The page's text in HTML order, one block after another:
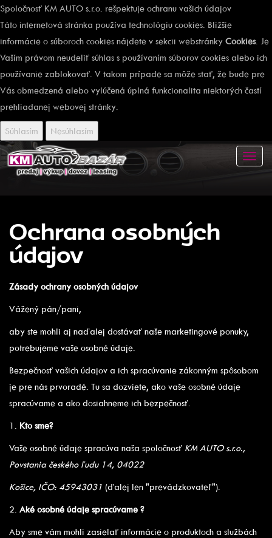
Spoločnosť KM AUTO s.r.o. rešpektuje ochranu vašich údajov
Táto internetová stránka používa technológiu cookies. Bližšie
informácie o súboroch cookies nájdete v sekcii webstránky Cookies. Je
Vaším právom neudeliť súhlas s používaním súborov cookies alebo ich
používanie zablokovať. V takom prípade sa môže stať, že bude pre
Vás obmedzená alebo vylúčená úplná funkcionalita niektorých častí
prehliadanej webovej stránky.
Súhlasím Nesúhlasím
Ochrana osobných
údajov
Zásady ochrany osobných údajov
Vážený pán/pani,
aby ste mohli aj naďalej dostávať naše marketingové ponuky,
potrebujeme vaše osobné údaje.
Bezpečnosť vašich údajov a ich spracúvanie zákonným spôsobom
je pre nás prvoradé. Tu sa dozviete, ako vaše osobné údaje
spracúvame a ako dosiahneme ich bezpečnosť.
1. Kto sme?
Vaše osobné údaje spracúva naša spoločnosť KM AUTO s.r.o.,
Povstania českého ľudu 14, 04022
Košice, IČO: 45943031 (ďalej len "prevádzkovateľ").
2. Aké osobné údaje spracúvame ?
Aby sme vám mohli zasielať informácie o produktoch a službách